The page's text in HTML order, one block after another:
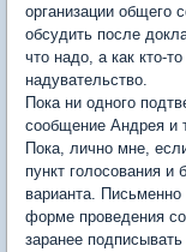
организации общего
обсудить после
что надо, а как кто-
надувательство.
Пока ни одного
сообщение Андрея и
Пока, лично мне,
пункт голосования
варианта.
форме проведения
заранее